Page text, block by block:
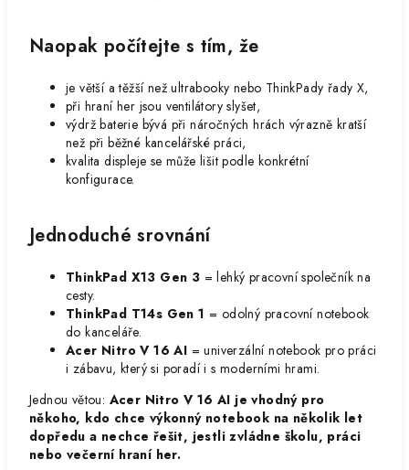
Naopak počítejte s tím, že
je větší a těžší než ultrabooky nebo ThinkPady řady X,
při hraní her jsou ventilátory slyšet,
výdrž baterie bývá při náročných hrách výrazně kratší
než při běžné kancelářské práci,
kvalita displeje se může lišit podle konkrétní
konfigurace.
Jednoduché srovnání
ThinkPad X13 Gen 3 = lehký pracovní společník na
cesty.
ThinkPad T14s Gen 1 = odolný pracovní notebook
do kanceláře.
Acer Nitro V 16 AI = univerzální notebook pro práci
i zábavu, který si poradí i s moderními hrami.
Jednou větou: Acer Nitro V 16 AI je vhodný pro
někoho, kdo chce výkonný notebook na několik let
dopředu a nechce řešit, jestli zvládne školu, práci
nebo večerní hraní her.